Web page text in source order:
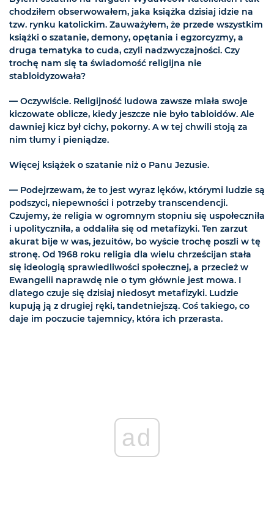
chodziłem obserwowałem, jaka książka dzisiaj idzie na
tzw. rynku katolickim. Zauważyłem, że przede wszystkim
książki o szatanie, demony, opętania i egzorcyzmy, a
druga tematyka to cuda, czyli nadzwyczajności. Czy
trochę nam się ta świadomość religijna nie
stabloidyzowała?
— Oczywiście. Religijność ludowa zawsze miała swoje
kiczowate oblicze, kiedy jeszcze nie było tabloidów. Ale
dawniej kicz był cichy, pokorny. A w tej chwili stoją za
nim tłumy i pieniądze.
Więcej książek o szatanie niż o Panu Jezusie.
— Podejrzewam, że to jest wyraz lęków, którymi ludzie są
podszyci, niepewności i potrzeby transcendencji.
Czujemy, że religia w ogromnym stopniu się uspołeczniła
i upolityczniła, a oddaliła się od metafizyki. Ten zarzut
akurat bije w was, jezuitów, bo wyście trochę poszli w tę
stronę. Od 1968 roku religia dla wielu chrześcijan stała
się ideologią sprawiedliwości społecznej, a przecież w
Ewangelii naprawdę nie o tym głównie jest mowa. I
dlatego czuje się dzisiaj niedosyt metafizyki. Ludzie
kupują ją z drugiej ręki, tandetniejszą. Coś takiego, co
daje im poczucie tajemnicy, która ich przerasta.
ad